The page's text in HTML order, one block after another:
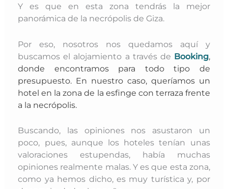
Y es que en esta zona tendrás la mejor
panorámica de la necrópolis de Giza.
Por eso, nosotros nos quedamos aquí y
buscamos el alojamiento a través de Booking,
donde encontramos para todo tipo de
presupuesto. En nuestro caso, queríamos un
hotel en la zona de la esfinge con terraza frente
a la necrópolis.
Buscando, las opiniones nos asustaron un
poco, pues, aunque los hoteles tenían unas
valoraciones estupendas, había muchas
opiniones realmente malas. Y es que esta zona,
como ya hemos dicho, es muy turística y, por